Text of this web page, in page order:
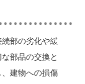
部の劣化や緩
部品の交換と
建物への損傷